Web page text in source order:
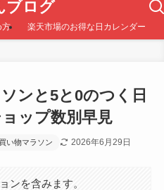
ブログ
方 楽天市場のお得な日カレンダー
ンと5と0のつく日
ップ数別早見
い物マラソン 2026年6月29日
ンを含みます。